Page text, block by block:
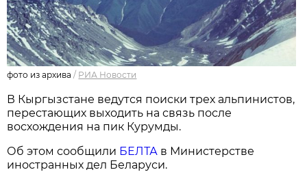
фото из архива / РИА Новости
В Кыргызстане ведутся поиски трех альпинистов,
перестающих выходить на связь после
восхождения на пик Курумды.
Об этом сообщили БЕЛТА в Министерстве
иностранных дел Беларуси.